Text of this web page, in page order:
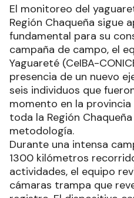
El monitoreo del
Región Chaqueña sigue
fundamental para su
campaña de campo, el
Yaguareté (CeIBA-
presencia de un nuevo
seis individuos que
momento en la
toda la Región
metodología.
Durante una intensa
1300 kilómetros
actividades, el equipo
cámaras trampa que